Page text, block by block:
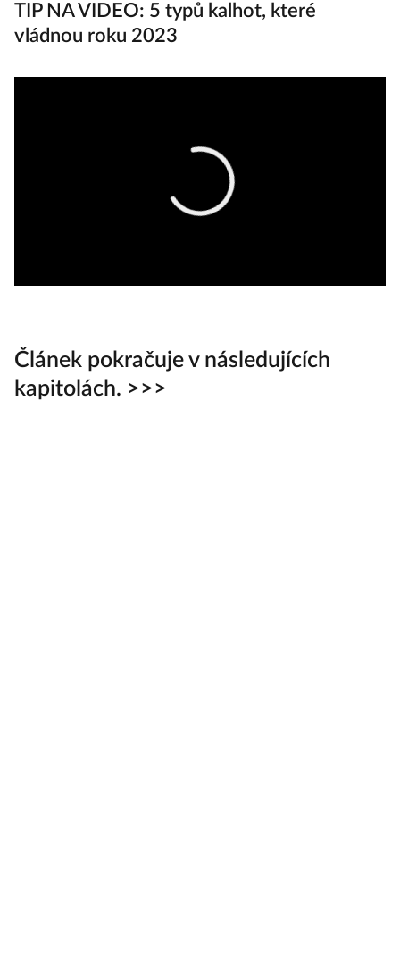
TIP NA VIDEO: 5 typů kalhot, které
vládnou roku 2023
Článek pokračuje v následujících
kapitolách. >>>